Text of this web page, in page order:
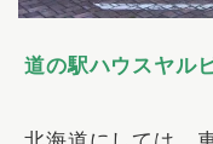
道の駅ハウスヤル